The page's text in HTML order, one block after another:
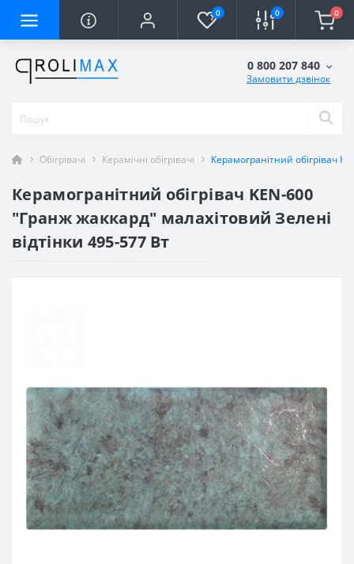
0 0 0
0 800 207 840
Замовити дзвінок
Обігрівачі Керамічні обігрівачі Керамогранітний обігрівач
Керамогранітний обігрівач KEN-600
"Гранж жаккард" малахітовий Зелені
відтінки 495-577 Вт